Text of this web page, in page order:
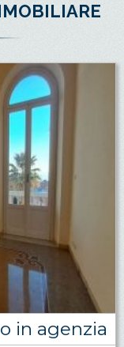
in agenzia